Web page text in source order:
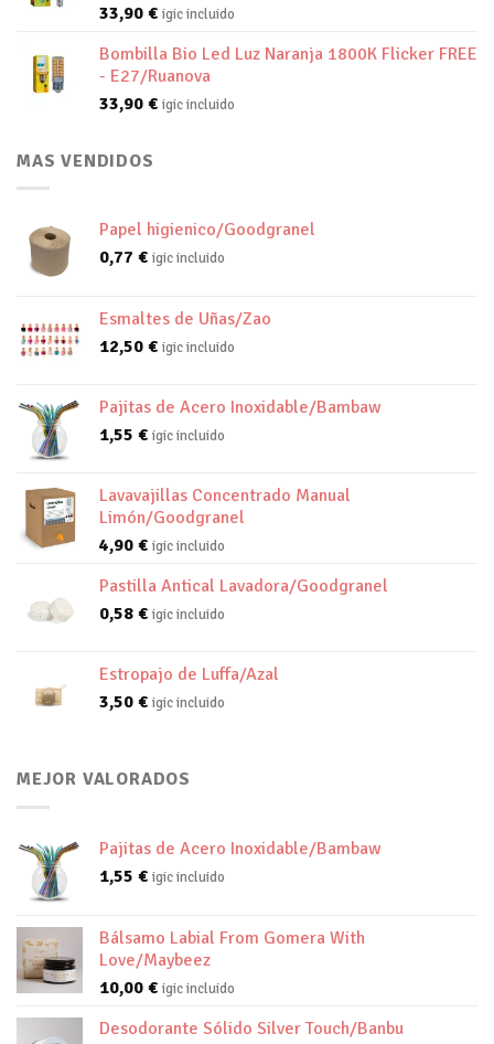
33,90 € igic incluido
Bombilla Bio Led Luz Naranja 1800K Flicker FREE
- E27/Ruanova
33,90 € igic incluido
MAS VENDIDOS
Papel higienico/Goodgranel
0,77 € igic incluido
Esmaltes de Uñas/Zao
12,50 € igic incluido
Pajitas de Acero Inoxidable/Bambaw
1,55 € igic incluido
Lavavajillas Concentrado Manual
Limón/Goodgranel
4,90 € igic incluido
Pastilla Antical Lavadora/Goodgranel
0,58 € igic incluido
Estropajo de Luffa/Azal
3,50 € igic incluido
MEJOR VALORADOS
Pajitas de Acero Inoxidable/Bambaw
1,55 € igic incluido
Bálsamo Labial From Gomera With
Love/Maybeez
10,00 € igic incluido
Desodorante Sólido Silver Touch/Banbu